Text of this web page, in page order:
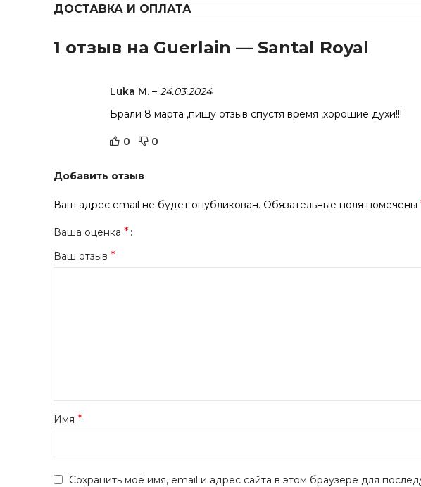
ДОСТАВКА И ОПЛАТА
1 отзыв на Guerlain — Santal Royal
Luka M. – 24.03.2024
Брали 8 марта ,пишу отзыв спустя время ,хорошие духи!!!
0 0
Добавить отзыв
Ваш адрес email не будет опубликован. Обязательные поля помечены
Ваша оценка *
Ваш отзыв *
Имя *
Сохранить моё имя, email и адрес сайта в этом браузере для